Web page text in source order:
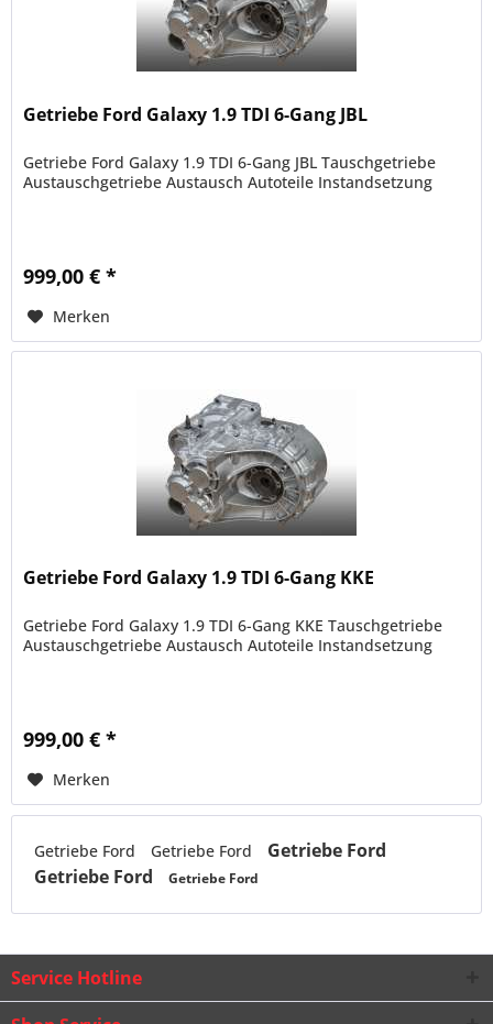
Getriebe Ford Galaxy 1.9 TDI 6-Gang JBL
Getriebe Ford Galaxy 1.9 TDI 6-Gang JBL Tauschgetriebe
Austauschgetriebe Austausch Autoteile Instandsetzung
999,00 € *
Merken
Getriebe Ford Galaxy 1.9 TDI 6-Gang KKE
Getriebe Ford Galaxy 1.9 TDI 6-Gang KKE Tauschgetriebe
Austauschgetriebe Austausch Autoteile Instandsetzung
999,00 € *
Merken
Getriebe Ford Getriebe Ford
Getriebe Ford
Getriebe Ford
Getriebe Ford
Service Hotline